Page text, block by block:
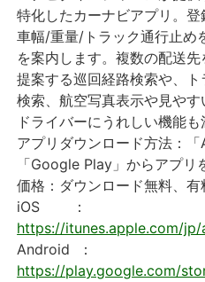
特化したカーナビアプリ。
車幅/重量/トラック通行止め
を案内します。複数の配送
提案する巡回経路検索や、
検索、航空写真表示や見や
ドライバーにうれしい機能も
アプリダウンロード方法：
「Google Play」からアプリ
価格：ダウンロード無料、有
iOS ：
https://itunes.apple.com/jp/
Android ：
https://play.google.com/